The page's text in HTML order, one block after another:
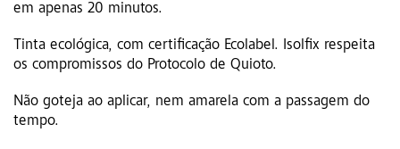
em apenas 20 minutos.
Tinta ecológica, com certificação Ecolabel. Isolfix respeita
os compromissos do Protocolo de Quioto.
Não goteja ao aplicar, nem amarela com a passagem do
tempo.